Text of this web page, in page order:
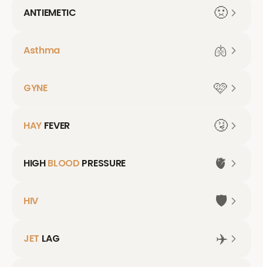
ANTIEMETIC 🤢
Asthma 🫁
GYNE 🩷
HAY FEVER 🤧
HIGHBLOOD PRESSURE 🫀
HIV 🛡️
JET LAG
✈️